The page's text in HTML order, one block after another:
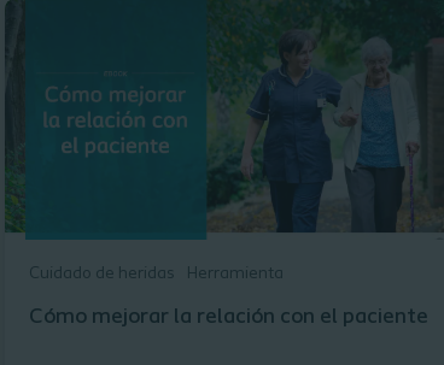
Cuidado de heridas Herramienta
Cómo mejorar la relación con el paciente